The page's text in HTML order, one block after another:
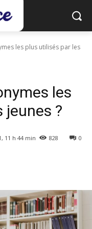
les plus utilisés par les
les
jeunes ?
11 h 44 min 0
828